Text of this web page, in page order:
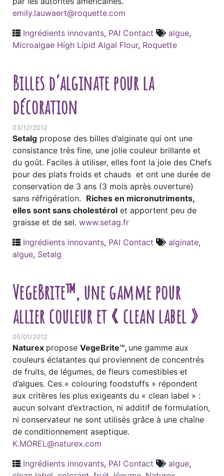
emily.lauwaert@roquette.com
Ingrédients innovants, PAI Contact algue,
Microalgae High Lipid Algal Flour, Roquette
Billes d’alginate pour la
décoration
03/12/2012
Setalg propose des billes d’alginate qui ont une
consistance très fine, une jolie couleur brillante et
du goût. Faciles à utiliser, elles font la joie des Chefs
pour des plats froids et chauds et ont une durée de
conservation de 3 ans (3 mois après ouverture)
sans réfrigération. Riches en micronutriments,
elles sont sans cholestérol et apportent peu de
graisse et de sel. www.setag.fr
Ingrédients innovants, PAI Contact alginate,
algue, Setalg
VegeBrite™, une gamme pour
allier couleur et « clean label »
05/01/2012
Naturex propose VegeBrite™, une gamme aux
couleurs éclatantes qui proviennent de concentrés
de fruits, de légumes, de fleurs comestibles et
d’algues. Ces « colouring foodstuffs » répondent
aux critères les plus exigeants du « clean label » :
aucun solvant d’extraction, ni additif de formulation,
ni conservateur ne sont utilisés grâce à une chaîne
de conditionnement aseptique.
K.MOREL@naturex.com
Ingrédients innovants, PAI Contact algue,